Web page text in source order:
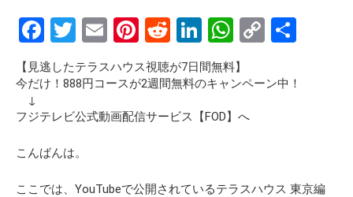
F
a
ce
b
o
o
k
T
wi
tt
er
E
m
ail
Pi
nt
er
es
t
R
e
d
di
t
Li
n
ke
dI
n
W
h
at
p
C
py
【見逃したテラスハウス視聴が7日間無料】
今だけ！888円コースが2週間無料のキャンペーン中！
↓
フジテレビ公式動画配信サービス【FOD】へ
こんばんは。
ここでは、YouTubeで公開されているテラスハウス 東京編